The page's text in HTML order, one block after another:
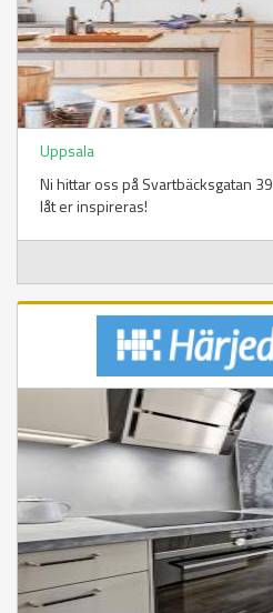
Uppsala
Ni hittar oss på Svartbäcksgatan
låt er inspireras!